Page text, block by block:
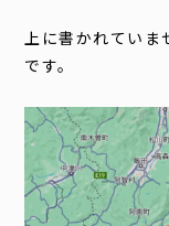
上に書かれていま
です。